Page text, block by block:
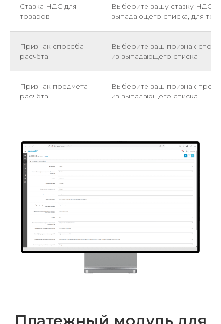
Ставка НДС для
товаров
Выберите вашу ставку НДС
выпадающего списка, для
Признак способа
расчёта
Выберите ваш признак
из выпадающего списка
Признак предмета
расчёта
Выберите ваш признак
из выпадающего списка